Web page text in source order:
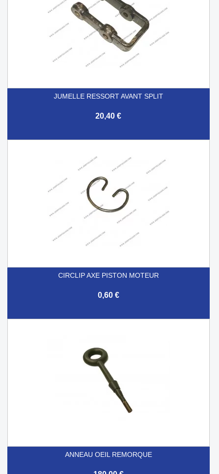
JUMELLE RESSORT AVANT SPLIT
20,40 €
CIRCLIP AXE PISTON MOTEUR
0,60 €
ANNEAU OEIL REMORQUE